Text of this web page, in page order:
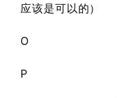
应该是可以的）
O
P